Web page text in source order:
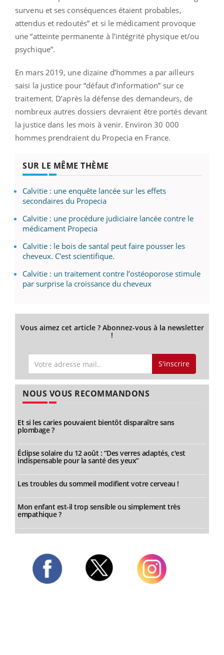
survenu et ses conséquences étaient probables,
attendus et redoutés” et si le médicament provoque
une “atteinte permanente à l’intégrité physique et/ou
psychique”.
En mars 2019, une dizaine d’hommes a par ailleurs
saisi la justice pour “défaut d’information” sur ce
traitement. D’après la défense des demandeurs, de
nombreux autres dossiers devraient être portés devant
la justice dans les mois à venir. Environ 30 000
hommes prendraient du Propecia en France.
SUR LE MÊME THÈME
Calvitie : une enquête lancée sur les effets
secondaires du Propecia
Calvitie : une procédure judiciaire lancée contre le
médicament Propecia
Calvitie : le bois de santal peut faire pousser les
cheveux. C'est scientifique.
Calvitie : un traitement contre l’ostéoporose stimule
par surprise la croissance du cheveux
Vous aimez cet article ? Abonnez-vous à la newsletter
!
S'inscrire
NOUS VOUS RECOMMANDONS
Et si les caries pouvaient bientôt disparaître sans
plombage ?
Éclipse solaire du 12 août : “Des verres adaptés, c'est
indispensable pour la santé des yeux”
Les troubles du sommeil modifient votre cerveau !
Mon enfant est-il trop sensible ou simplement très
empathique ?